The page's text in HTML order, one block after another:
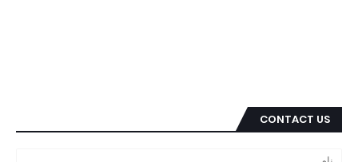
CONTACT US